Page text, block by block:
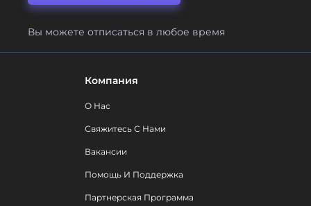
Вы можете отписаться в любое время
Компания
О Нас
Свяжитесь С Нами
Вакансии
Помощь И Поддержка
Партнерская Программа